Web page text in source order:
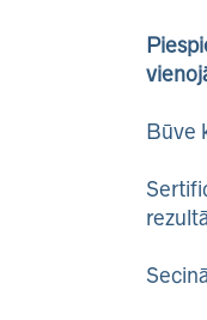
Būve